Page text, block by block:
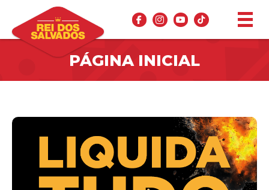
PÁGINA INICIAL